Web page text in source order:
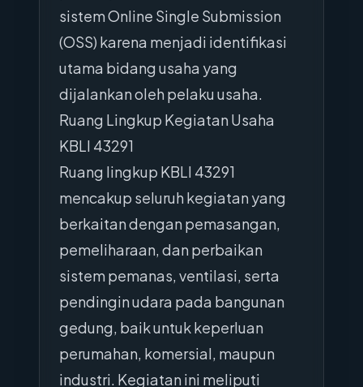
sistem Online Single Submission
(OSS) karena menjadi identifikasi
utama bidang usaha yang
dijalankan oleh pelaku usaha.
Ruang Lingkup Kegiatan Usaha
KBLI 43291
Ruang lingkup KBLI 43291
mencakup seluruh kegiatan yang
berkaitan dengan pemasangan,
pemeliharaan, dan perbaikan
sistem pemanas, ventilasi, serta
pendingin udara pada bangunan
gedung, baik untuk keperluan
perumahan, komersial, maupun
industri. Kegiatan ini meliputi